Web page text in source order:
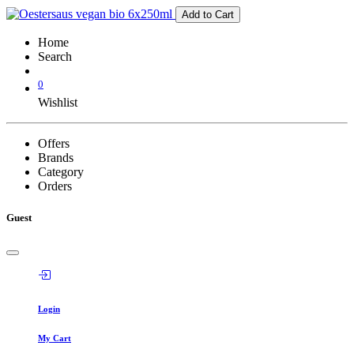
Add to Cart
Home
Search
0
Wishlist
Offers
Brands
Category
Orders
Guest
Login
My Cart